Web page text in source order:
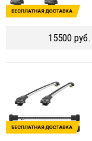
15500 руб.